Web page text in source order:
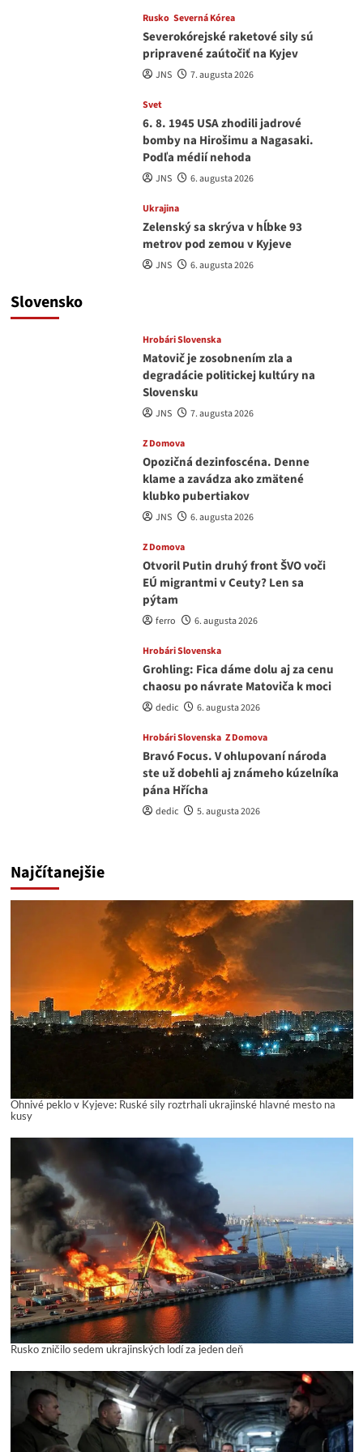
Rusko Severná Kórea
Severokórejské raketové sily sú
pripravené zaútočiť na Kyjev
JNS 7. augusta 2026
Svet
6. 8. 1945 USA zhodili jadrové
bomby na Hirošimu a Nagasaki.
Podľa médií nehoda
JNS 6. augusta 2026
Ukrajina
Zelenský sa skrýva v hĺbke 93
metrov pod zemou v Kyjeve
JNS 6. augusta 2026
Slovensko
Hrobári Slovenska
Matovič je zosobnením zla a
degradácie politickej kultúry na
Slovensku
JNS 7. augusta 2026
Z Domova
Opozičná dezinfoscéna. Denne
klame a zavádza ako zmätené
klubko pubertiakov
JNS 6. augusta 2026
Z Domova
Otvoril Putin druhý front ŠVO voči
EÚ migrantmi v Ceuty? Len sa
pýtam
ferro 6. augusta 2026
Hrobári Slovenska
Grohling: Fica dáme dolu aj za cenu
chaosu po návrate Matoviča k moci
dedic 6. augusta 2026
Hrobári Slovenska Z Domova
Bravó Focus. V ohlupovaní národa
ste už dobehli aj známeho kúzelníka
pána Hřícha
dedic 5. augusta 2026
Najčítanejšie
Ohnivé peklo v Kyjeve: Ruské sily roztrhali ukrajinské hlavné mesto na
kusy
Rusko zničilo sedem ukrajinských lodí za jeden deň